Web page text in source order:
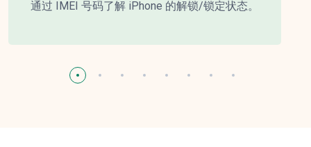
通过 IMEI 号码了解 iPhone 的解锁/锁定状态。